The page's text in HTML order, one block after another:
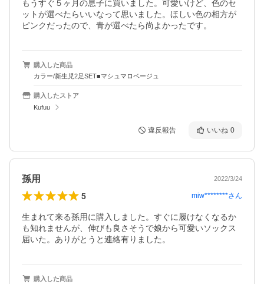
もうすぐ５ヶ月の息子に買いました。可愛いけど、色のセ
ットが選べたらいいなって思いました。ほしい色の相方が
ピンクだったので、青が選べたら尚よかったです。
購入した商品
カラー/新生児2足SET■マシュマロベージュ
購入したストア
Kufuu
違反報告 いいね 0
孫用 2022/3/24
5 miw********さん
生まれて来る孫用に購入しました。すぐに履けなくなるか
も知れませんが、伸びも良さそうで娘から可愛いソックス
届いた。ありがとうと連絡有りました。
購入した商品